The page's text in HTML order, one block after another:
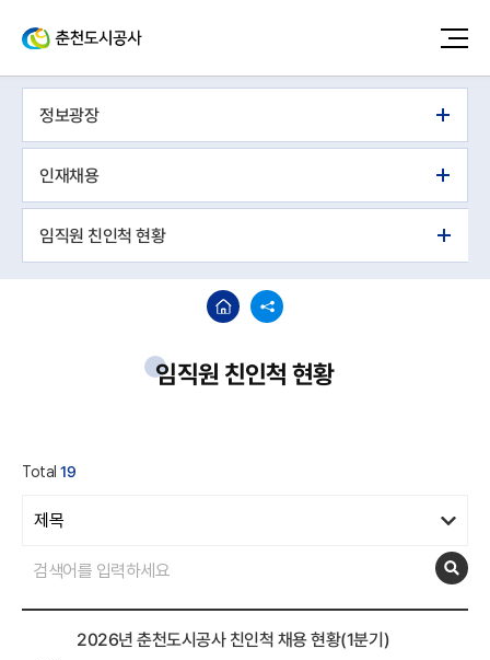
정보광장
인재채용
임직원 친인척 현황
임직원 친인척 현황
Total19
2026년 춘천도시공사 친인척 채용 현황(1분기)